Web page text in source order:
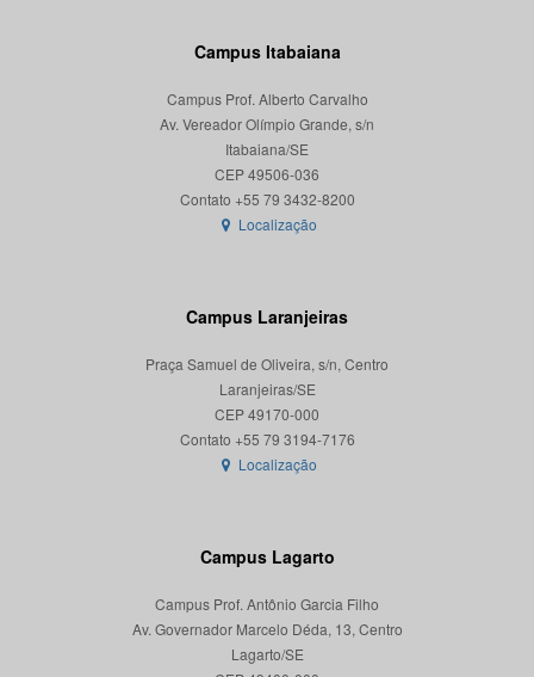
Campus Itabaiana
Campus Prof. Alberto Carvalho
Av. Vereador Olímpio Grande, s/n
Itabaiana/SE
CEP 49506-036
Localização
Campus Laranjeiras
Praça Samuel de Oliveira, s/n, Centro
Laranjeiras/SE
CEP 49170-000
Localização
Campus Lagarto
Campus Prof. Antônio Garcia Filho
Av. Governador Marcelo Déda, 13, Centro
Lagarto/SE